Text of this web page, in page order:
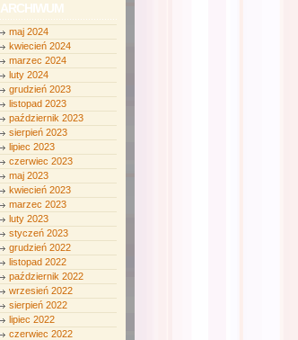
ARCHIWUM
maj 2024
kwiecień 2024
marzec 2024
luty 2024
grudzień 2023
listopad 2023
październik 2023
sierpień 2023
lipiec 2023
czerwiec 2023
maj 2023
kwiecień 2023
marzec 2023
luty 2023
styczeń 2023
grudzień 2022
listopad 2022
październik 2022
wrzesień 2022
sierpień 2022
lipiec 2022
czerwiec 2022